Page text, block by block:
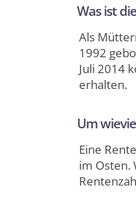
Was ist
Als
1992
Juli 2014
erhalten.
Um
Eine
im Osten.